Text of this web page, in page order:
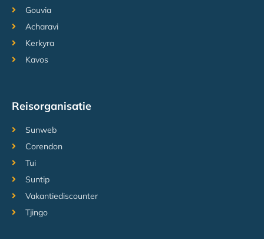
Gouvia
Acharavi
Kerkyra
Kavos
Reisorganisatie
Sunweb
Corendon
Tui
Suntip
Vakantiediscounter
Tjingo